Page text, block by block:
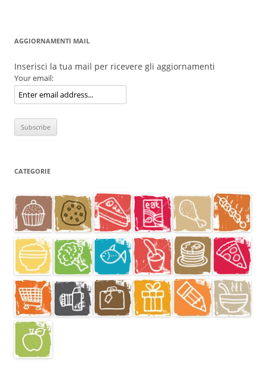
AGGIORNAMENTI MAIL
Inserisci la tua mail per ricevere gli aggiornamenti
Your email:
CATEGORIE